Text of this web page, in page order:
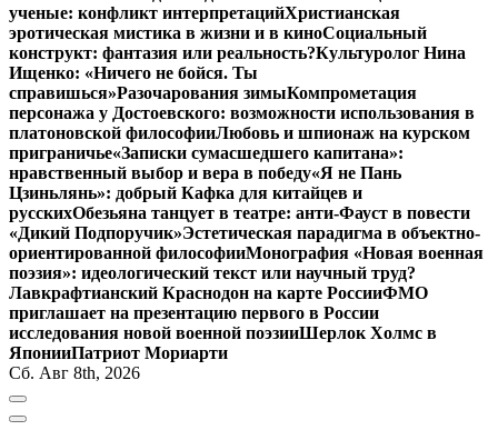
ученые: конфликт интерпретацийХристианская
эротическая мистика в жизни и в киноСоциальный
конструкт: фантазия или реальность?Культуролог Нина
Ищенко: «Ничего не бойся. Ты
справишься»Разочарования зимыКомпрометация
персонажа у Достоевского: возможности использования в
платоновской философииЛюбовь и шпионаж на курском
приграничье«Записки сумасшедшего капитана»:
нравственный выбор и вера в победу«Я не Пань
Цзиньлянь»: добрый Кафка для китайцев и
русскихОбезьяна танцует в театре: анти-Фауст в повести
«Дикий Подпоручик»Эстетическая парадигма в объектно-
ориентированной философииМонография «Новая военная
поэзия»: идеологический текст или научный труд?
Лавкрафтианский Краснодон на карте РоссииФМО
приглашает на презентацию первого в России
исследования новой военной поэзииШерлок Холмс в
ЯпонииПатриот Мориарти
Сб. Авг 8th, 2026